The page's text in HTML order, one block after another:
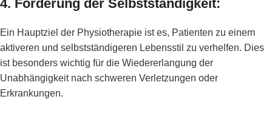
4. Förderung der Selbstständigkeit:
Ein Hauptziel der Physiotherapie ist es, Patienten zu einem
aktiveren und selbstständigeren Lebensstil zu verhelfen. Dies
ist besonders wichtig für die Wiedererlangung der
Unabhängigkeit nach schweren Verletzungen oder
Erkrankungen.